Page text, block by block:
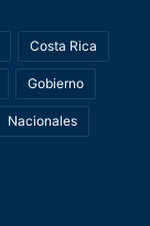
Costa Rica
Gobierno
Nacionales